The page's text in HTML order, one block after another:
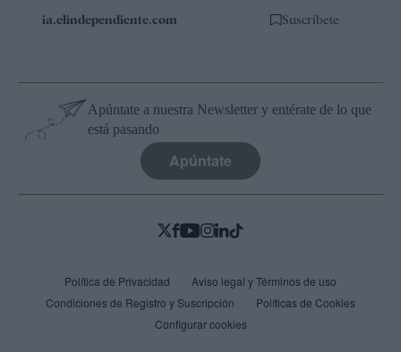
ia.elindependiente.com Suscríbete
Apúntate a nuestra Newsletter y entérate de lo que
está pasando
Apúntate
Política de Privacidad
Aviso legal y Términos de uso
Condiciones de Registro y Suscripción
Políticas de Cookies
Configurar cookies